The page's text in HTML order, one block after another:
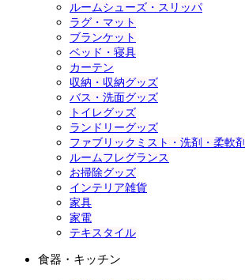
ルームシューズ・スリッパ
ラグ・マット
ブランケット
ベッド・寝具
カーテン
収納・収納グッズ
バス・洗面グッズ
トイレグッズ
ランドリーグッズ
ファブリックミスト・洗剤・柔軟剤
ルームフレグランス
お掃除グッズ
インテリア雑貨
家具
家電
テキスタイル
食器・キッチン